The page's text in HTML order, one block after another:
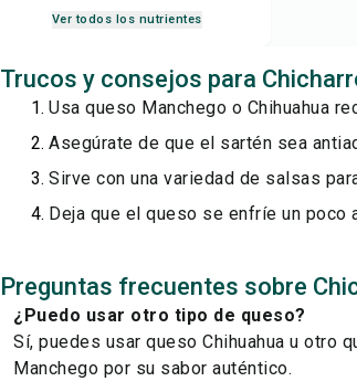
Ver todos los nutrientes
Trucos y consejos para
Usa queso Manchego o Chihuahua
Asegúrate de que el sartén sea
Sirve con una variedad de salsas
Deja que el queso se enfríe un
Preguntas frecuentes sobre
¿Puedo usar otro tipo de queso?
Sí, puedes usar queso Chihuahua u otro
Manchego por su sabor auténtico.